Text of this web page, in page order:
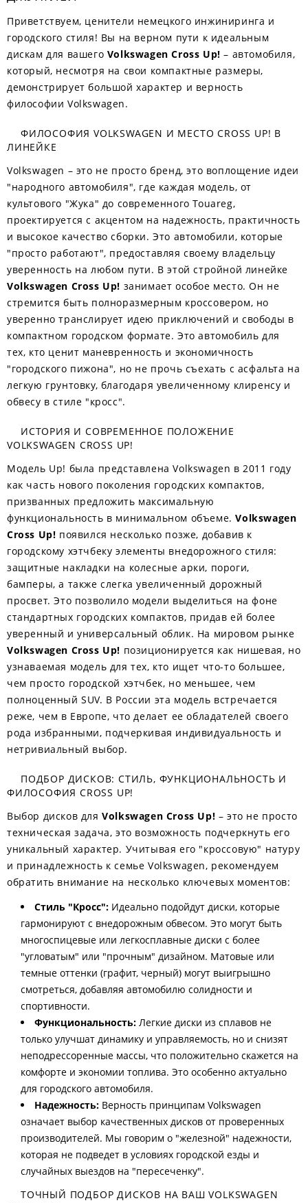
Приветствуем, ценители немецкого инжиниринга и
городского стиля! Вы на верном пути к идеальным
дискам для вашего Volkswagen Cross Up! – автомобиля,
который, несмотря на свои компактные размеры,
демонстрирует большой характер и верность
философии Volkswagen.
ФИЛОСОФИЯ VOLKSWAGEN И МЕСТО CROSS UP! В
ЛИНЕЙКЕ
Volkswagen – это не просто бренд, это воплощение идеи
"народного автомобиля", где каждая модель, от
культового "Жука" до современного Touareg,
проектируется с акцентом на надежность, практичность
и высокое качество сборки. Это автомобили, которые
"просто работают", предоставляя своему владельцу
уверенность на любом пути. В этой стройной линейке
Volkswagen Cross Up! занимает особое место. Он не
стремится быть полноразмерным кроссовером, но
уверенно транслирует идею приключений и свободы в
компактном городском формате. Это автомобиль для
тех, кто ценит маневренность и экономичность
"городского пижона", но не прочь съехать с асфальта на
легкую грунтовку, благодаря увеличенному клиренсу и
обвесу в стиле "кросс".
ИСТОРИЯ И СОВРЕМЕННОЕ ПОЛОЖЕНИЕ
VOLKSWAGEN CROSS UP!
Модель Up! была представлена Volkswagen в 2011 году
как часть нового поколения городских компактов,
призванных предложить максимальную
функциональность в минимальном объеме.Volkswagen
Cross Up! появился несколько позже, добавив к
городскому хэтчбеку элементы внедорожного стиля:
защитные накладки на колесные арки, пороги,
бамперы, а также слегка увеличенный дорожный
просвет. Это позволило модели выделиться на фоне
стандартных городских компактов, придав ей более
уверенный и универсальный облик. На мировом рынке
Volkswagen Cross Up! позиционируется как нишевая, но
узнаваемая модель для тех, кто ищет что-то большее,
чем просто городской хэтчбек, но меньшее, чем
полноценный SUV. В России эта модель встречается
реже, чем в Европе, что делает ее обладателей своего
рода избранными, подчеркивая индивидуальность и
нетривиальный выбор.
ПОДБОР ДИСКОВ: СТИЛЬ, ФУНКЦИОНАЛЬНОСТЬ И
ФИЛОСОФИЯ CROSS UP!
Выбор дисков дляVolkswagen Cross Up! – это не просто
техническая задача, это возможность подчеркнуть его
уникальный характер. Учитывая его "кроссовую" натуру
и принадлежность к семье Volkswagen, рекомендуем
обратить внимание на несколько ключевых моментов:
Стиль "Кросс": Идеально подойдут диски, которые
гармонируют с внедорожным обвесом. Это могут быть
многоспицевые или легкосплавные диски с более
"угловатым" или "прочным" дизайном. Матовые или
темные оттенки (графит, черный) могут выигрышно
смотреться, добавляя автомобилю солидности и
спортивности.
Функциональность: Легкие диски из сплавов не
только улучшат динамику и управляемость, но и снизят
неподрессоренные массы, что положительно скажется на
комфорте и экономии топлива. Это особенно актуально
для городского автомобиля.
Надежность: Верность принципам Volkswagen
означает выбор качественных дисков от проверенных
производителей. Мы говорим о "железной" надежности,
которая не подведет в условиях городской езды и
случайных выездов на "пересеченку".
ТОЧНЫЙ ПОДБОР ДИСКОВ НА ВАШ VOLKSWAGEN